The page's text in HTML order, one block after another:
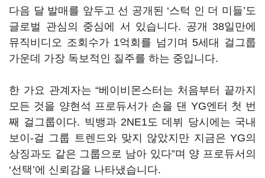
다음 달 발매를 앞두고 선 공개된 ‘스턱 인 더 미들’도
글로벌 관심의 중심에 서 있습니다. 공개 38일만에
뮤직비디오 조회수가1억회를 넘기며 5세대 걸그룹
가운데 가장 독보적인 질주를 하는 중입니다.
한 가요 관계자는 “베이비몬스터는 처음부터 끝까지
모든 것을 양현석 프로듀서가 손을 댄 YG엔터 첫 번
째 걸그룹이다. 빅뱅과2NE1도 데뷔 당시에는 국내
보이 -걸 그룹 트렌드와 맞지 않았지만 지금은 YG의
상징과도 같은 그룹으로 남아 있다”며 양 프로듀서의
‘선택’에 신뢰감을 나타냈습니다.